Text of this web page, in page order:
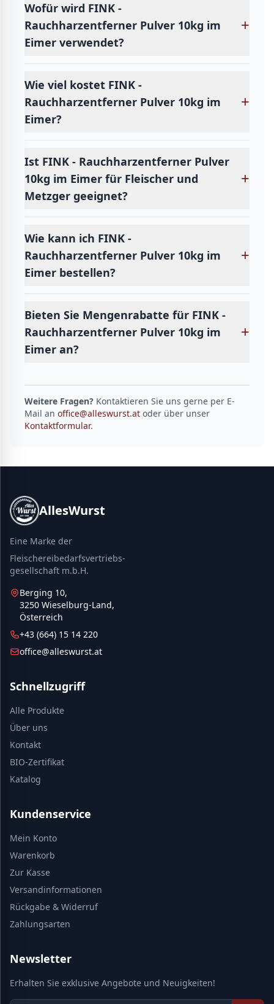
Wofür wird FINK -
Rauchharzentferner Pulver 10kg im
Eimer verwendet?
+
Wie viel kostet FINK -
Rauchharzentferner Pulver 10kg im
Eimer?
+
Ist FINK - Rauchharzentferner Pulver
10kg im Eimer für Fleischer und
Metzger geeignet?
+
Wie kann ich FINK -
Rauchharzentferner Pulver 10kg im
Eimer bestellen?
+
Bieten Sie Mengenrabatte für FINK -
Rauchharzentferner Pulver 10kg im
Eimer an?
+
Weitere Fragen? Kontaktieren Sie uns gerne per E-
Mail an office@alleswurst.at oder über unser
Kontaktformular.
AllesWurst
Eine Marke der
Fleischereibedarfsvertriebs-
gesellschaft m.b.H.
Berging 10,
3250 Wieselburg-Land,
Österreich
+43 (664) 15 14 220
office@alleswurst.at
Schnellzugriff
Alle Produkte
Über uns
Kontakt
BIO-Zertifikat
Katalog
Kundenservice
Mein Konto
Warenkorb
Zur Kasse
Versandinformationen
Rückgabe & Widerruf
Zahlungsarten
Newsletter
Erhalten Sie exklusive Angebote und Neuigkeiten!